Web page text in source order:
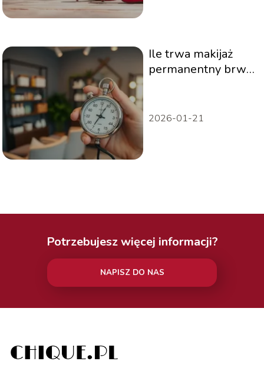
Ile trwa makijaż
permanentny brwi?
2026-01-21
Potrzebujesz więcej informacji?
NAPISZ DO NAS